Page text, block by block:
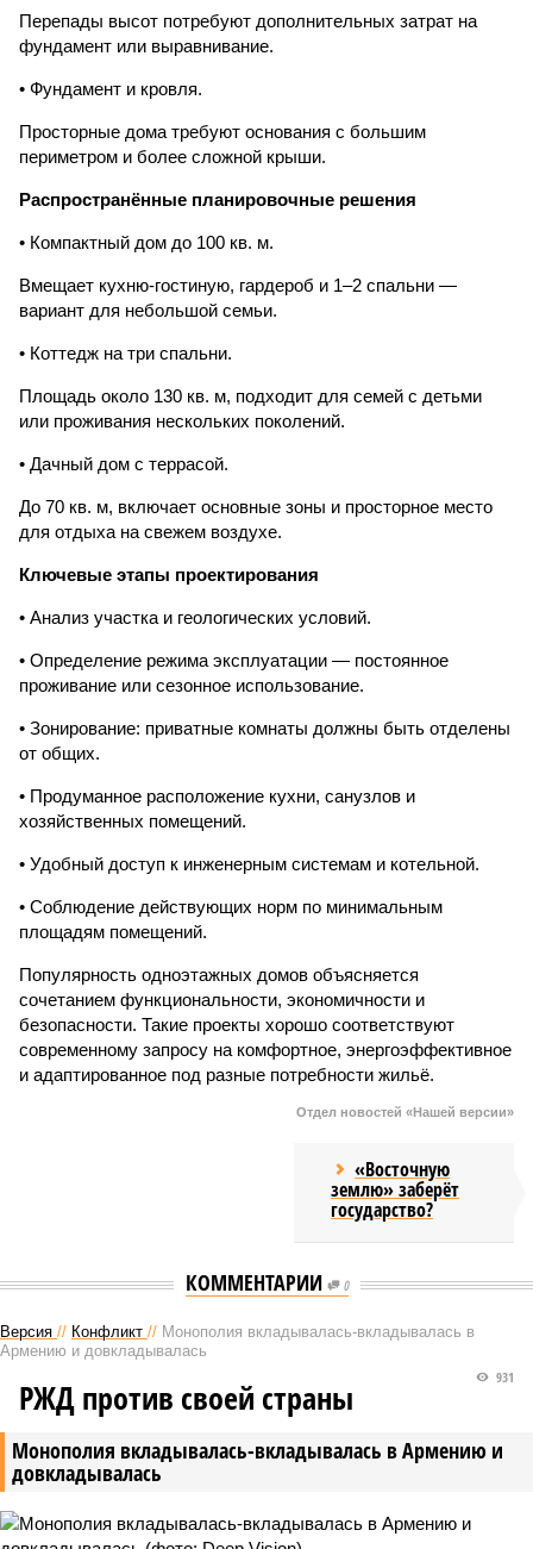
Перепады высот потребуют дополнительных затрат на
фундамент или выравнивание.
• Фундамент и кровля.
Просторные дома требуют основания с большим
периметром и более сложной крыши.
Распространённые планировочные решения
• Компактный дом до 100 кв. м.
Вмещает кухню-гостиную, гардероб и 1–2 спальни —
вариант для небольшой семьи.
• Коттедж на три спальни.
Площадь около 130 кв. м, подходит для семей с детьми
или проживания нескольких поколений.
• Дачный дом с террасой.
До 70 кв. м, включает основные зоны и просторное место
для отдыха на свежем воздухе.
Ключевые этапы проектирования
• Анализ участка и геологических условий.
• Определение режима эксплуатации — постоянное
проживание или сезонное использование.
• Зонирование: приватные комнаты должны быть отделены
от общих.
• Продуманное расположение кухни, санузлов и
хозяйственных помещений.
• Удобный доступ к инженерным системам и котельной.
• Соблюдение действующих норм по минимальным
площадям помещений.
Популярность одноэтажных домов объясняется
сочетанием функциональности, экономичности и
безопасности. Такие проекты хорошо соответствуют
современному запросу на комфортное, энергоэффективное
и адаптированное под разные потребности жильё.
Отдел новостей «Нашей версии»
«Восточную
землю» заберёт
государство?
КОММЕНТАРИИ 0
Версия // Конфликт // Монополия вкладывалась-вкладывалась в
Армению и довкладывалась
Монополия вкладывалась-вкладывалась в Армению и
довкладывалась
931
РЖД против своей страны